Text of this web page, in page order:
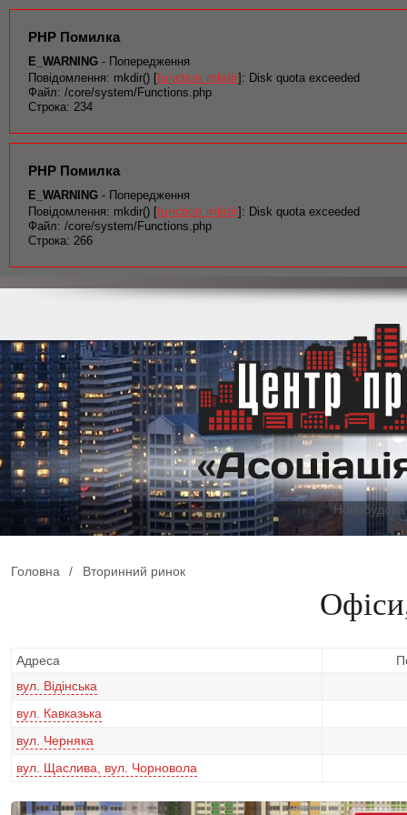
PHP Помилка
E_WARNING - Попередження
Повідомлення: mkdir() [function.mkdir]: Disk quota exceeded
Файл: /core/system/Functions.php
Строка: 234
PHP Помилка
E_WARNING - Попередження
Повідомлення: mkdir() [function.mkdir]: Disk quota exceeded
Файл: /core/system/Functions.php
Строка: 266
Головна / Вторинний ринок
Адреса
вул. Відінська
вул. Кавказька
вул. Черняка
вул. Щаслива, вул. Чорновола